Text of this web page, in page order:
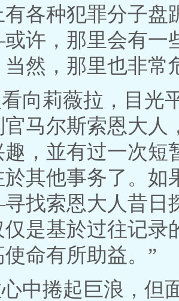
各种犯罪分子盘
，那里会有一
当然，那里也非常
向莉薇拉，目光
官马尔斯索恩大
趣，並有过一次
於其他事务了。如
索恩大人昔日探
是基於过往记录
命有所助益。”
中捲起巨浪，但